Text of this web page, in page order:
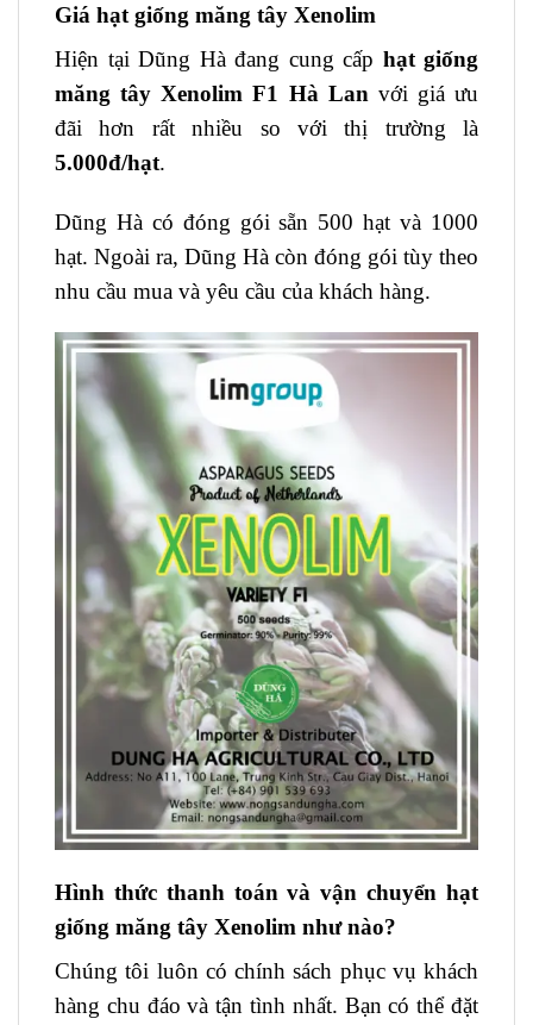
Giá hạt giống măng tây Xenolim
Hiện tại Dũng Hà đang cung cấp hạt giống
măng tây Xenolim F1 Hà Lan với giá ưu
đãi hơn rất nhiều so với thị trường là
5.000đ/hạt.
Dũng Hà có đóng gói sẵn 500 hạt và 1000
hạt. Ngoài ra, Dũng Hà còn đóng gói tùy theo
nhu cầu mua và yêu cầu của khách hàng.
Hình thức thanh toán và vận chuyển hạt
giống măng tây Xenolim như nào?
Chúng tôi luôn có chính sách phục vụ khách
hàng chu đáo và tận tình nhất. Bạn có thể đặt